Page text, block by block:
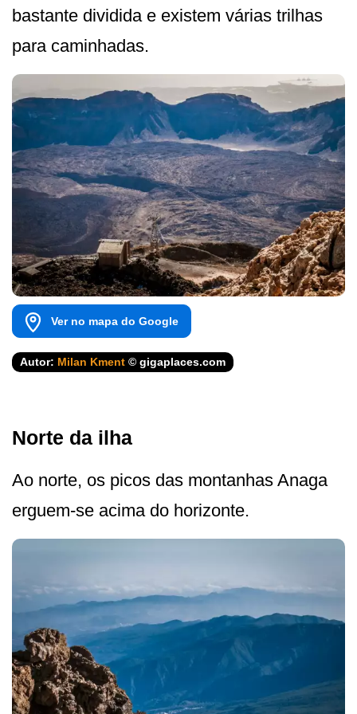
bastante dividida e existem várias trilhas
para caminhadas.
Ver no mapa do Google
Autor: Milan Kment © gigaplaces.com
Norte da ilha
Ao norte, os picos das montanhas Anaga
erguem-se acima do horizonte.